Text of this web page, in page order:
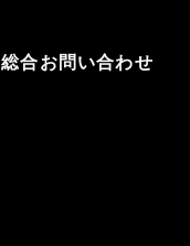
総合お問い合わせ